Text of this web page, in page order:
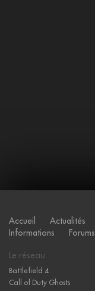
Accueil Actualités
Informations
Forums
Le réseau
Battlefield 4
Call of Duty Ghosts